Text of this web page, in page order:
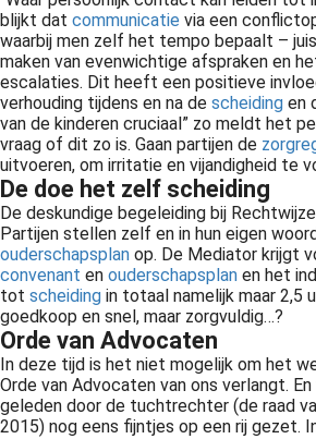
blijkt dat communicatie via een
waarbij men zelf het tempo bepaalt –
maken van evenwichtige afspraken en
escalaties. Dit heeft een positieve
verhouding tijdens en na de scheiding en
van de kinderen cruciaal” zo meldt het
vraag of dit zo is. Gaan partijen de
uitvoeren, om irritatie en vijandigheid te
De doe het zelf scheiding
De deskundige begeleiding bij
Partijen stellen zelf en in hun eigen
ouderschapsplan op. De Mediator krijgt
convenant en ouderschapsplan en het
tot scheiding in totaal namelijk maar 2,5
goedkoop en snel, maar zorgvuldig…?
Orde van Advocaten
In deze tijd is het niet mogelijk om het
Orde van Advocaten van ons verlangt.
geleden door de tuchtrechter (de raad
2015) nog eens fijntjes op een rij gezet.